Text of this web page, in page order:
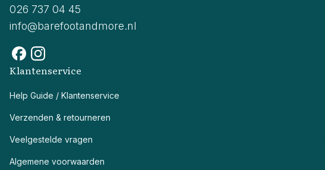
026 737 04 45
info@barefootandmore.nl
Klantenservice
Help Guide / Klantenservice
Verzenden & retourneren
Veelgestelde vragen
Algemene voorwaarden